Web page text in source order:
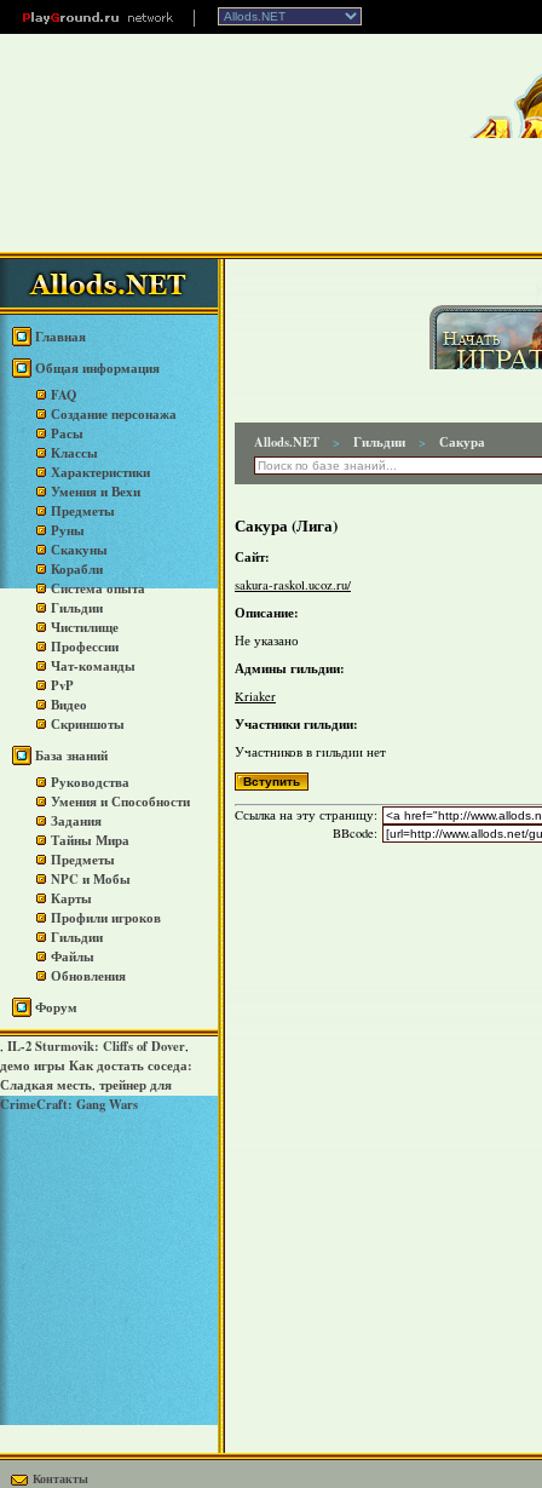
Главная
Общая информация
FAQ
Создание персонажа
Расы
Классы
Характеристики
Умения и Вехи
Предметы
Руны
Скакуны
Корабли
Система опыта
Гильдии
Чистилище
Профессии
Чат-команды
PvP
Видео
Скриншоты
База знаний
Руководства
Умения и Способности
Задания
Тайны Мира
Предметы
NPC и Мобы
Карты
Профили игроков
Гильдии
Файлы
Обновления
Форум
, IL-2 Sturmovik: Cliffs of Dover,
демо игры Как достать соседа:
Сладкая месть, трейнер для
CrimeCraft: Gang Wars
Allods.NET > Гильдии > Сакура
Сакура (Лига)
Сайт:
sakura-raskol.ucoz.ru/
Описание:
Не указано
Админы гильдии:
Kriaker
Участники гильдии:
Участников в гильдии нет
Cсылка на эту страницу:
BBcode:
Контакты